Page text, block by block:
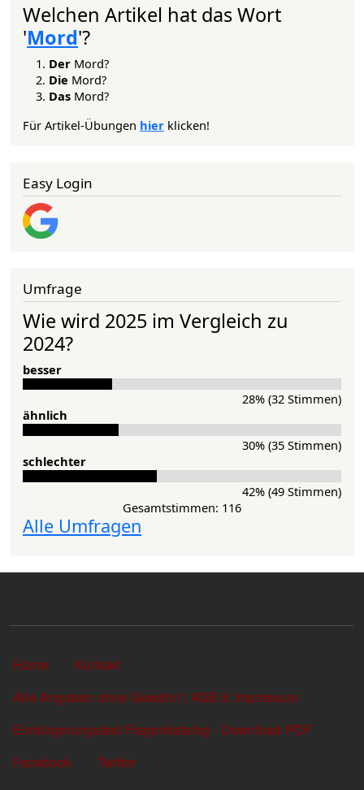
Welchen Artikel hat das Wort
'Mord'?
Der Mord?
Die Mord?
Das Mord?
Für Artikel-Übungen hier klicken!
Easy Login
Umfrage
Wie wird 2025 im Vergleich zu
2024?
besser
28% (32 Stimmen)
ähnlich
30% (35 Stimmen)
schlechter
42% (49 Stimmen)
Gesamtstimmen: 116
Alle Umfragen
Sekundärlinks
Home
Kontakt
Alle Angaben ohne Gewähr! | AGB & Impressum
Einbürgerungstest Fragenkatalog - Download PDF
Facebook
Twitter